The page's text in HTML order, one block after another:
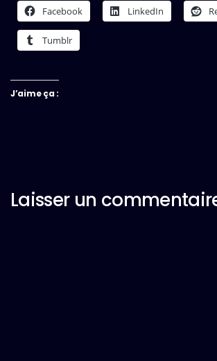
Facebook LinkedIn
Tumblr
J’aime ça :
Laisser un